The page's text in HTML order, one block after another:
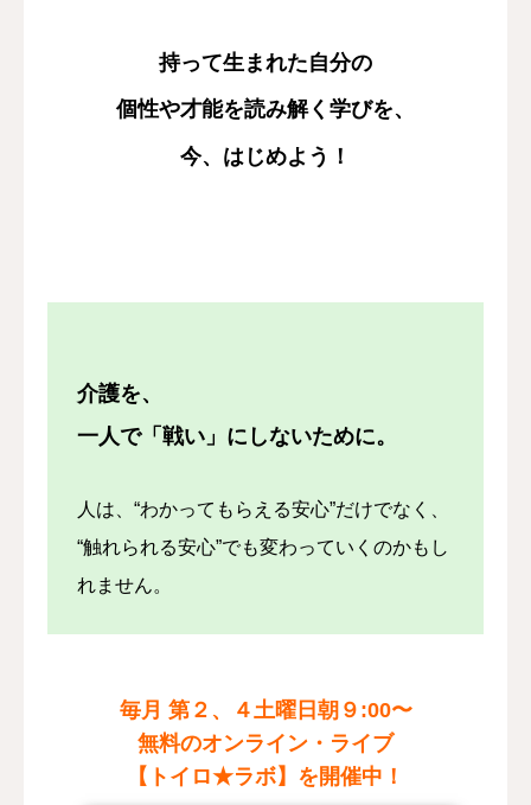
持って生まれた自分の
個性や才能を読み解く学びを、
今、はじめよう！
介護を、
一人で「戦い」にしないために。
人は、“わかってもらえる安心”だけでなく、
“触れられる安心”でも変わっていくのかもし
れません。
毎月 第２、４土曜日朝９:00〜
無料のオンライン・ライブ
【トイロ★ラボ】を開催中！